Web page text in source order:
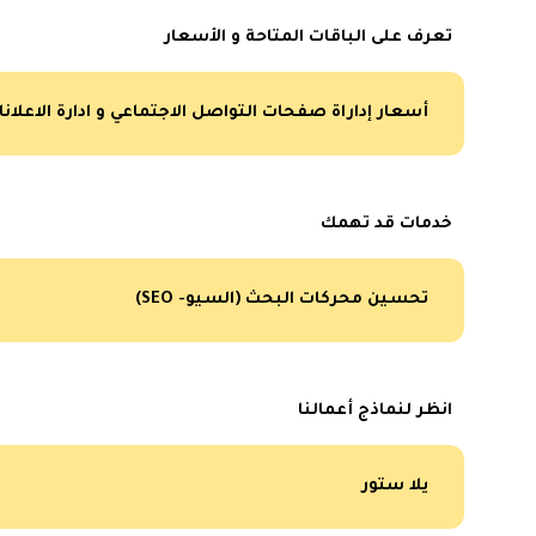
تعرف على الباقات المتاحة و الأسعار
أسعار إداراة صفحات التواصل الاجتماعي و ادارة
خدمات قد تهمك
تحسين محركات البحث (السيو- SEO)
انظر لنماذج أعمالنا
يلا ستور